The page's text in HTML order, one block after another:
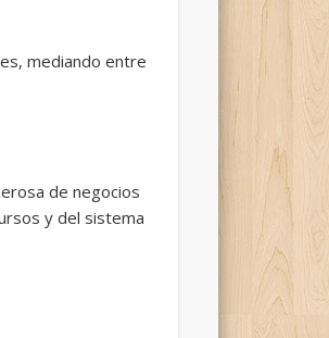
mediando entre
de negocios
y del sistema